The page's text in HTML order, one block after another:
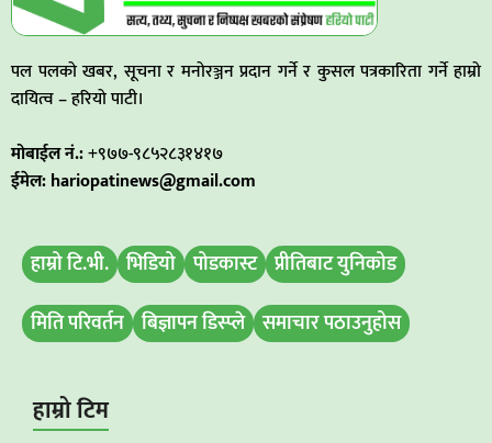
पल पलको खबर, सूचना र मनोरञ्जन प्रदान गर्ने र कुसल पत्रकारिता गर्ने हाम्रो
दायित्व – हरियो पाटी।
मोबाईल नं.:+९७७-९८५२८३१४१७
ईमेल: hariopatinews@gmail.com
हाम्रो टि.भी. भिडियो पोडकास्ट प्रीतिबाट युनिकोड
मिति परिवर्तन बिज्ञापन डिस्प्ले समाचार पठाउनुहोस
हाम्रो टिम